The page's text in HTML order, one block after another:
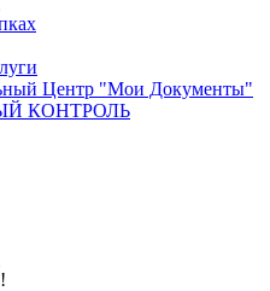
Центр "Мои Документы"
КОНТРОЛЬ